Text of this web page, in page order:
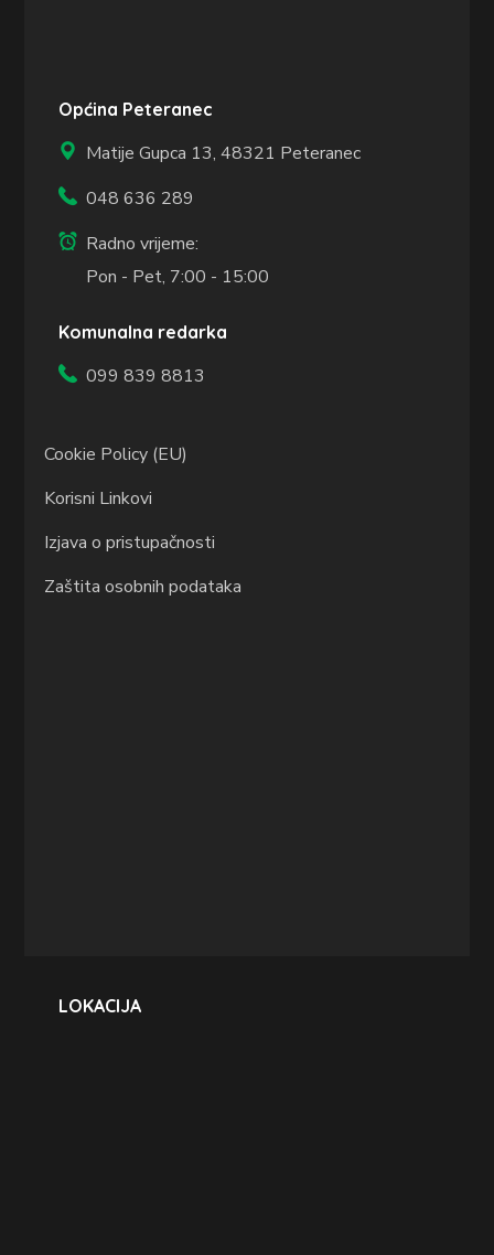
Općina Peteranec
Matije Gupca 13,48321 Peteranec
048 636 289
Radno vrijeme:
Pon - Pet, 7:00 - 15:00
Komunalna redarka
099 839 8813
Cookie Policy (EU)
Korisni Linkovi
Izjava o pristupačnosti
Zaštita osobnih podataka
LOKACIJA